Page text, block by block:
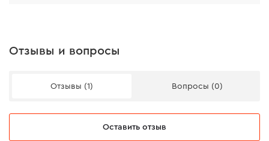
Отзывы и вопросы
Отзывы (1) Вопросы (0)
Оставить отзыв